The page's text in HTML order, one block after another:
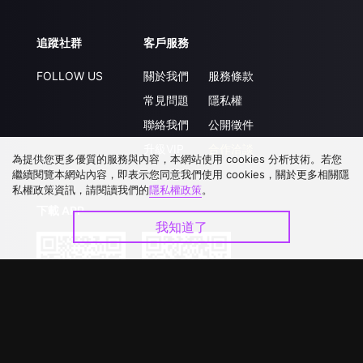
追蹤社群
FOLLOW US
客戶服務
關於我們
常見問題
聯絡我們
服務條款
隱私權
公開徵件
下載 APP
為提供您更多優質的服務與內容，本網站使用 cookies 分析技術。若您
繼續閱覽本網站內容，即表示您同意我們使用 cookies，關於更多相關隱
私權政策資訊，請閱讀我們的隱私權政策。
我知道了